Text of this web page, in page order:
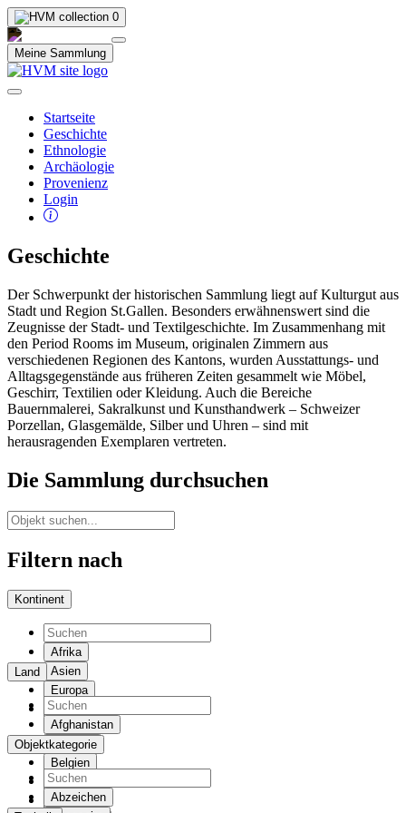
0
Meine Sammlung
Startseite
Geschichte
Ethnologie
Archäologie
Provenienz
Login
Geschichte
Der Schwerpunkt der historischen Sammlung liegt auf Kulturgut aus
Stadt und Region St.Gallen. Besonders erwähnenswert sind die
Zeugnisse der Stadt- und Textilgeschichte. Im Zusammenhang mit
den Period Rooms im Museum, originalen Zimmern aus
verschiedenen Regionen des Kantons, wurden Ausstattungs- und
Alltagsgegenstände aus früheren Zeiten gesammelt wie Möbel,
Geschirr, Textilien oder Kleidung. Auch die Bereiche
Bauernmalerei, Sakralkunst und Kunsthandwerk – Schweizer
Porzellan, Glasgemälde, Silber und Uhren – sind mit
herausragenden Exemplaren vertreten.
Die Sammlung durchsuchen
Filtern nach
Kontinent
Afrika
Asien
Europa
Amerika
Land
Afghanistan
Ägypten
Belgien
Bulgarien
China
Objektkategorie
Abzeichen